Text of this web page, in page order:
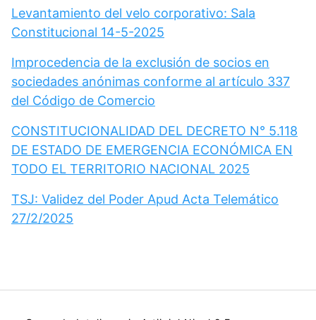
Levantamiento del velo corporativo: Sala
Constitucional 14-5-2025
Improcedencia de la exclusión de socios en
sociedades anónimas conforme al artículo 337
del Código de Comercio
CONSTITUCIONALIDAD DEL DECRETO N° 5.118
DE ESTADO DE EMERGENCIA ECONÓMICA EN
TODO EL TERRITORIO NACIONAL 2025
TSJ: Validez del Poder Apud Acta Telemático
27/2/2025